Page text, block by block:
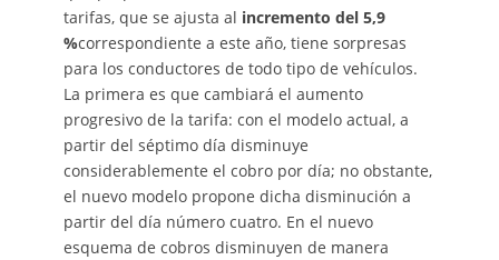
tarifas, que se ajusta al incremento del 5,9
%correspondiente a este año, tiene sorpresas
para los conductores de todo tipo de vehículos.
La primera es que cambiará el aumento
progresivo de la tarifa: con el modelo actual, a
partir del séptimo día disminuye
considerablemente el cobro por día; no obstante,
el nuevo modelo propone dicha disminución a
partir del día número cuatro. En el nuevo
esquema de cobros disminuyen de manera